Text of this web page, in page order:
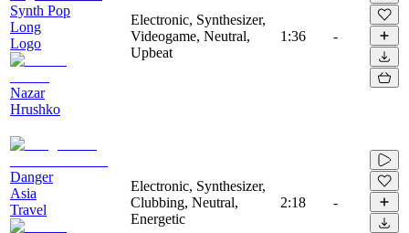
Synth Pop
Long
Logo
Nazar
Hrushko
Electronic, Synthesizer,
Videogame, Neutral,
Upbeat
1:36 -
Danger
Asia
Travel
Electronic, Synthesizer,
Clubbing, Neutral,
Energetic
2:18 -